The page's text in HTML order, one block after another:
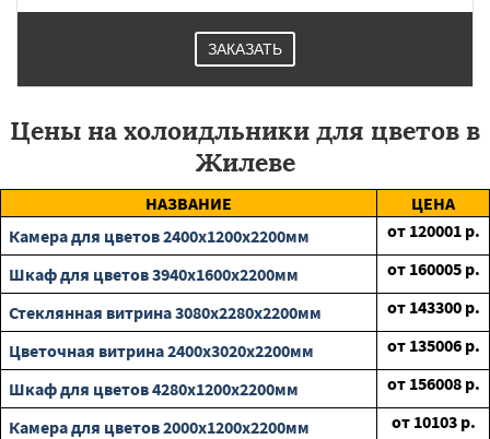
ЗАКАЗАТЬ
Цены на холоидльники для цветов в
Жилеве
НАЗВАНИЕ
ЦЕНА
Камера для цветов 2400х1200х2200мм
от 120001 р.
Шкаф для цветов 3940х1600х2200мм
от 160005 р.
Стеклянная витрина 3080х2280х2200мм
от 143300 р.
Цветочная витрина 2400х3020х2200мм
от 135006 р.
Шкаф для цветов 4280х1200х2200мм
от 156008 р.
Камера для цветов 2000х1200х2200мм
от 10103 р.